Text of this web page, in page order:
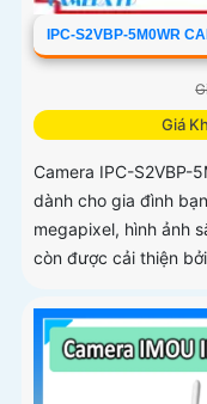
IPC-S2VBP-5M0WR
Giá
Camera IPC-S2VBP-
dành cho gia đình
megapixel, hình ảnh
còn được cải thiện